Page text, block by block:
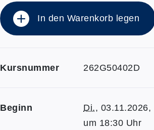
In den Warenkorb legen
Kursnummer 262G50402D
Beginn Di., 03.11.2026,
um 18:30 Uhr